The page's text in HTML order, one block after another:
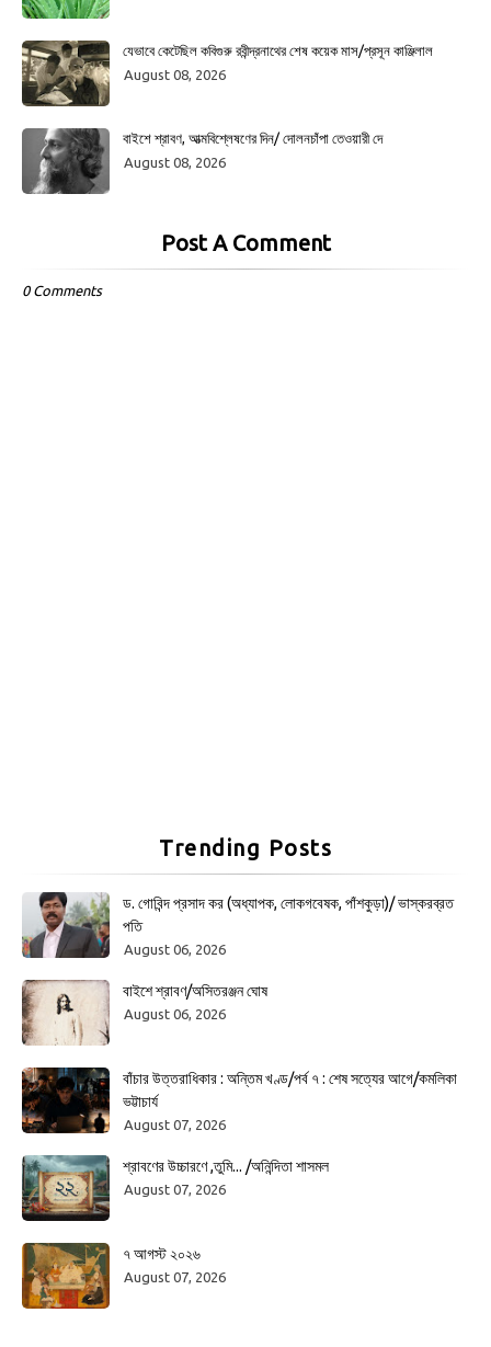
যেভাবে কেটেছিল কবিগুরু রবীন্দ্রনাথের শেষ কয়েক মাস/প্রসূন কাঞ্জিলাল
August 08, 2026
বাইশে শ্রাবণ, আত্মবিশ্লেষণের দিন/ দোলনচাঁপা তেওয়ারী দে
August 08, 2026
Post A Comment
0 Comments
Trending Posts
ড. গোবিন্দ প্রসাদ কর (অধ্যাপক, লোকগবেষক, পাঁশকুড়া)/ ভাস্করব্রত
পতি
August 06, 2026
বাইশে শ্রাবণ/অসিতরঞ্জন ঘোষ
August 06, 2026
বাঁচার উত্তরাধিকার : অন্তিম খণ্ড/পর্ব ৭ : শেষ সত্যের আগে/কমলিকা
ভট্টাচার্য
August 07, 2026
শ্রাবণের উচ্চারণে ,তুমি... /অনিন্দিতা শাসমল
August 07, 2026
৭ আগস্ট ২০২৬
August 07, 2026